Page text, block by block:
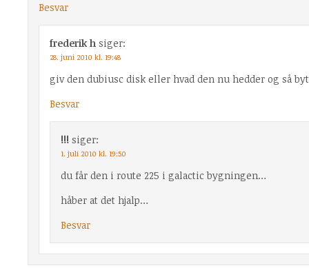
Besvar
frederik h siger:
28. juni 2010 kl. 19:48
giv den dubiusc disk eller hvad den nu hedder og så
Besvar
!!! siger:
1. juli 2010 kl. 19:50
du får den i route 225 i galactic bygningen…
håber at det hjalp…
Besvar